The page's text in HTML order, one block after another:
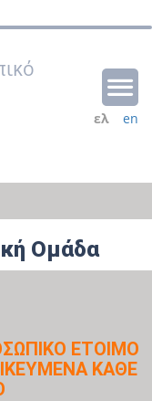
en
ελ
Ομάδα
ΕΤΟΙΜΟ
ΚΑΘΕ